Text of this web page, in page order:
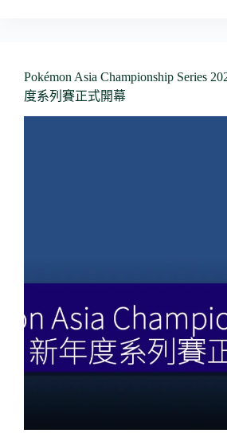
Pokémon Asia Championship Series
度系列賽正式開幕